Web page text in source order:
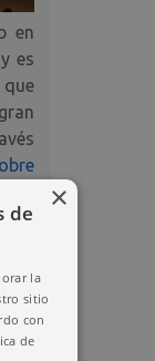
en
es
de
la
sitio
con
de
×